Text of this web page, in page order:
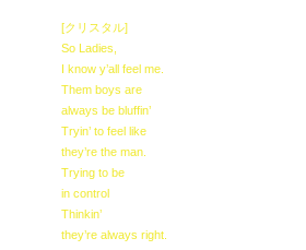
[クリスタル]
So Ladies,
I know y’all feel me.
Them boys are
always be bluffin’
Tryin’ to feel like
they’re the man.
Trying to be
in control
Thinkin’
they’re always right.